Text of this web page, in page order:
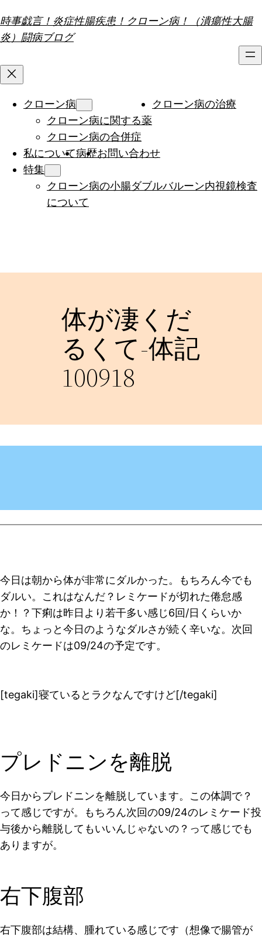
容
を
キ
時事戯言！炎症性腸疾患！クローン病！（潰瘍性大腸
炎）闘病ブログ
クローン病
クローン病に関する薬
クローン病の合併症
クローン病の治療
私について病歴お問い合わせ
特集
クローン病の小腸ダブルバルーン内視鏡検査
について
体が凄くだ
るくて-体記
100918
今日は朝から体が非常にダルかった。もちろん今でも
ダルい。これはなんだ？レミケードが切れた倦怠感
か！？下痢は昨日より若干多い感じ6回/日くらいか
な。ちょっと今日のようなダルさが続く辛いな。次回
のレミケードは09/24の予定です。
[tegaki]寝ているとラクなんですけど[/tegaki]
プレドニンを離脱
今日からプレドニンを離脱しています。この体調で？
って感じですが。もちろん次回の09/24のレミケード投
与後から離脱してもいいんじゃないの？って感じでも
ありますが。
右下腹部
右下腹部は結構、腫れている感じです（想像で腸管が